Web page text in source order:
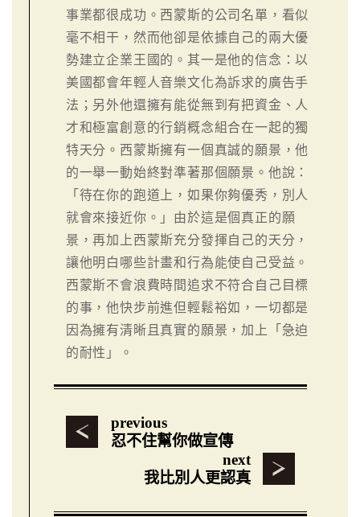
事業都很成功。西蒙斯的公司名單，看似
毫不相干，然而他卻是依據自己的兩大優
勢建立企業王國的。其一是他的信念：以
美國都會年輕人音樂文化為訴求的廣告手
法；另外他還擁有能從無到有把資金、人
才和極富創意的行銷概念組合在一起的獨
特天分。西蒙斯擁有一個真誠的願景，他
的一舉一動始終對準著那個願景。他說：
「待在你的跑道上，如果你夠優秀，別人
就會來接近你。」由於這是個真正的願
景，再加上西蒙斯充分發揮自己的天分，
讓他明白哪些計畫和行為能使自己受益。
西蒙斯不會浪費時間追求不符合自己目標
的事，他快步前進但輕鬆裕如，一切都是
因為擁有清晰且真實的願景，加上「急迫
的耐性」。
previous
忍不住幫你做宣傳
next
我比別人更認真